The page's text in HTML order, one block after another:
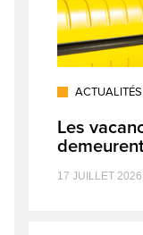
ACTUALITÉS
Les
17 JUILLET 2026